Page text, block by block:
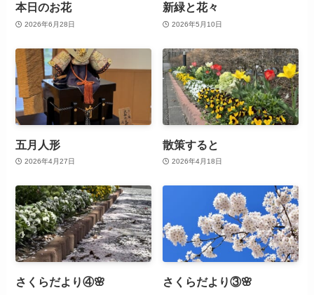
本日のお花
2026年6月28日
新緑と花々
2026年5月10日
五月人形
2026年4月27日
散策すると
2026年4月18日
さくらだより④🌸 さくらだより③🌸